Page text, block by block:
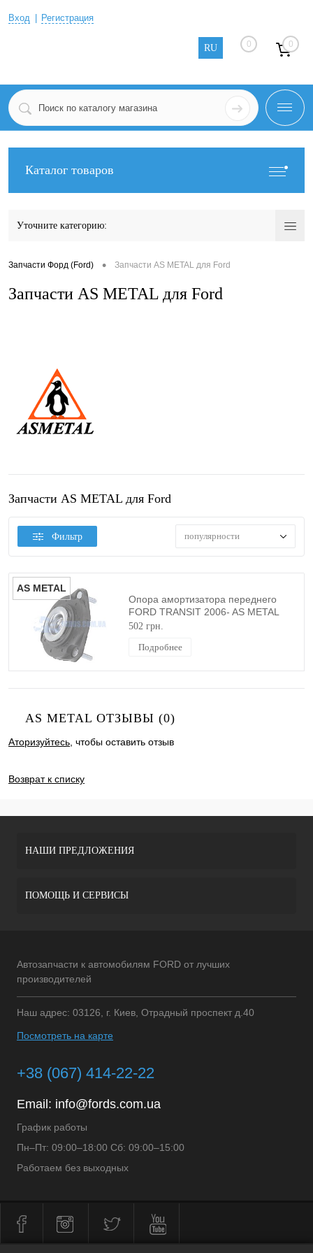
Вход Регистрация
RU 0 0
Каталог товаров
Уточните категорию:
Запчасти Форд (Ford) • Запчасти AS METAL для Ford
Запчасти AS METAL для Ford
Запчасти AS METAL для Ford
Фильтр популярности
AS METAL
Опора амортизатора переднего
FORD TRANSIT 2006- AS METAL
502 грн.
Подробнее
AS METAL ОТЗЫВЫ (0)
Аторизуйтесь , чтобы оставить отзыв
Возврат к списку
НАШИ ПРЕДЛОЖЕНИЯ
ПОМОЩЬ И СЕРВИСЫ
Автозапчасти к автомобилям FORD от лучших
производителей
Наш адрес: 03126, г. Киев, Отрадный проспект д.40
Посмотреть на карте
+38 (067) 414-22-22
Email: info@fords.com.ua
График работы
Пн–Пт: 09:00–18:00 Сб: 09:00–15:00
Работаем без выходных